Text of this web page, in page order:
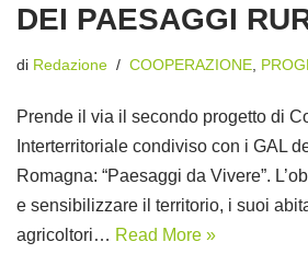
DEI PAESAGGI
di Redazione COOPERAZIONE
Prende il via il secondo progetto di
Interterritoriale condiviso con i GAL
Romagna: “Paesaggi da Vivere”.
e sensibilizzare il territorio, i suoi
agricoltori… Read More »